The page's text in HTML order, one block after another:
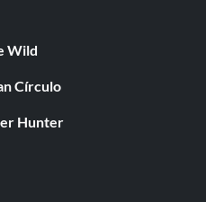
Wild
Círculo
Hunter